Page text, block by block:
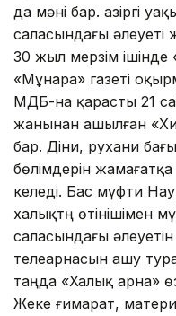
да мәні бар. Қазіргі
саласындағы әлеуеті
30 жыл мерзім
«Мұнара» газеті
ҚМДБ-на қарасты 21
жанынан ашылған
бар. Діни, рухани
бөлімдерін
келеді. Бас мүфти
халықтң өтінішімен
саласындағы
телеарнасын ашу
таңда «Халық арна»
Жеке ғимарат,